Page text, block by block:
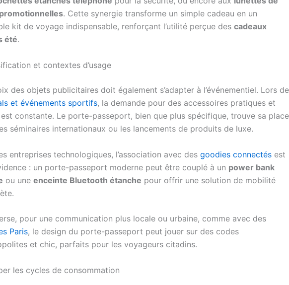
. Cette synergie transforme un simple cadeau en un
kit de voyage indispensable, renforçant l’utilité perçue des cadeaux
été.
et contextes d’usage
des objets publicitaires doit également s’adapter à l’événementiel. Lors de
et événements sportifs, la demande pour des accessoires pratiques et
constante. Le porte-passeport, bien que plus spécifique, trouve sa place
séminaires internationaux ou les lancements de produits de luxe.
entreprises technologiques, l’association avec des goodies connectés est
: un porte-passeport moderne peut être couplé à un power bank
ou une enceinte Bluetooth étanche pour offrir une solution de mobilité
pour une communication plus locale ou urbaine, comme avec des
Paris, le design du porte-passeport peut jouer sur des codes
et chic, parfaits pour les voyageurs citadins.
les cycles de consommation